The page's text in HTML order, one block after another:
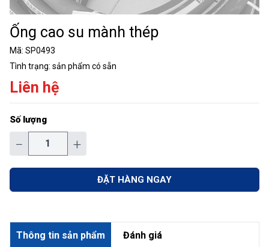
Ống cao su mành thép
Mã: SP0493
Tình trạng: sản phẩm có sẵn
Liên hệ
Số lượng
− +
ĐẶT HÀNG NGAY
Thông tin sản phẩm Đánh giá